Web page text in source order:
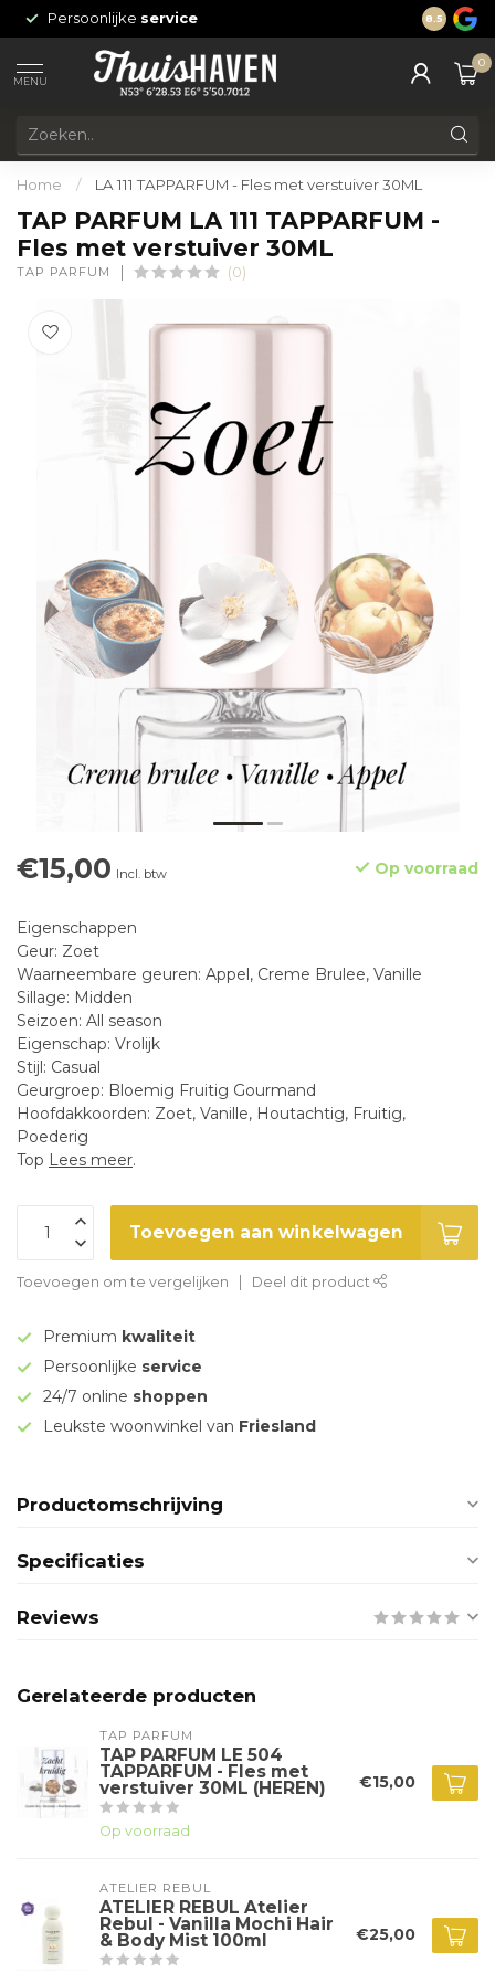
Persoonlijke service 24/7
8.5
MENU
0
Home / LA 111 TAPPARFUM - Fles met verstuiver 30ML
TAP PARFUM LA 111 TAPPARFUM -
Fles met verstuiver 30ML
TAP PARFUM (0)
€15,00 Incl. btw Op voorraad
Eigenschappen
Geur: Zoet
Waarneembare geuren: Appel, Creme Brulee, Vanille
Sillage: Midden
Seizoen: All season
Eigenschap: Vrolijk
Stijl: Casual
Geurgroep: Bloemig Fruitig Gourmand
Hoofdakkoorden: Zoet, Vanille, Houtachtig, Fruitig,
Poederig
Top Lees meer.
Toevoegen aan winkelwagen
Toevoegen om te vergelijken Deel dit product
Premium kwaliteit
Persoonlijke service
24/7 online shoppen
Leukste woonwinkel van Friesland
Productomschrijving
Specificaties
Reviews
Gerelateerde producten
TAP PARFUM
TAP PARFUM LE 504
TAPPARFUM - Fles met
verstuiver 30ML (HEREN)
Op voorraad
€15,00
ATELIER REBUL
ATELIER REBUL Atelier
Rebul - Vanilla Mochi Hair
& Body Mist 100ml €25,00